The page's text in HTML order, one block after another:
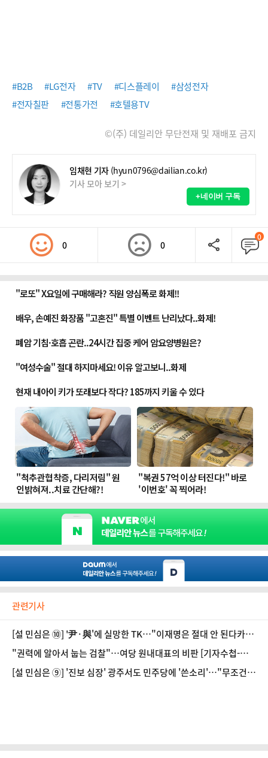
#B2B #LG전자 #TV #디스플레이
#삼성전자
#전자칠판
#전통가전 #호텔용TV
©(주) 데일리안 무단전재 및 재배포 금지
임채현 기자 (hyun0796@dailian.co.kr)
기사 모아 보기 >
+네이버 구독
0 0
0
관련기사
[설 민심은 ⑩] '尹·與'에 실망한 TK…"이재명은 절대 안 된다카
이" 한목소리
"권력에 알아서 눕는 검찰"…여당 원내대표의 비판 [기자수첩-사
회]
[설 민심은 ⑨] '진보 심장' 광주서도 민주당에 '쓴소리'…"무조건